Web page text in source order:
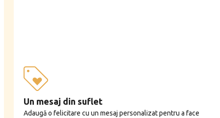
Un mesaj din suflet
Adaugă o felicitare cu un mesaj personalizat pentru a face